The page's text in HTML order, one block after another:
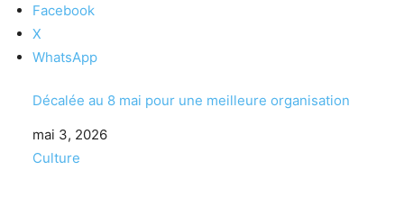
Facebook
X
WhatsApp
Décalée au 8 mai pour une meilleure organisation
Date
mai 3, 2026
Par rapport à
Culture